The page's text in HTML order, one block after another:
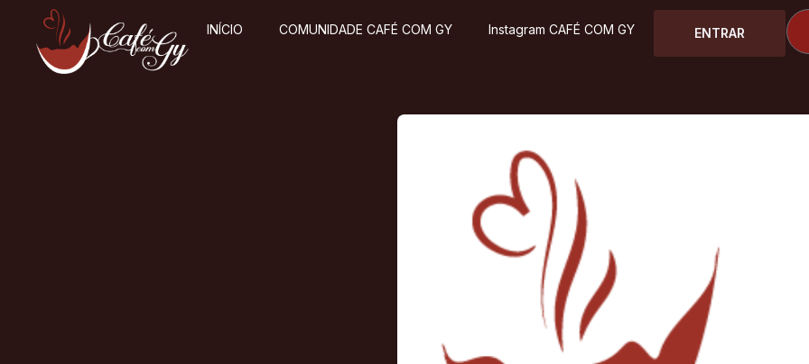
INÍCIO COMUNIDADE CAFÉ COM GY Instagram CAFÉ COM GY ENTRAR